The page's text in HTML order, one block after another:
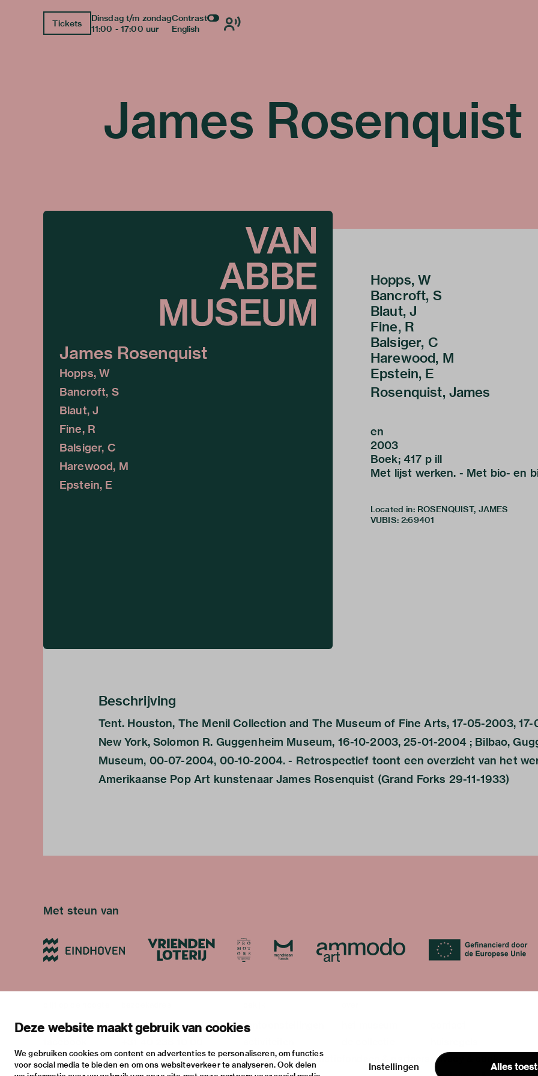
Deze website maakt gebruik van cookies
We gebruiken cookies om content en advertenties te personaliseren, om functies
voor social media te bieden en om ons websiteverkeer te analyseren. Ook delen
Alles
Instellingen
Tickets
Dinsdag t/m zondag
11:00 - 17:00 uur
Contrast
English
James Rosenquist
James Rosenquist
Hopps, W
Bancroft, S
Blaut, J
Fine, R
Balsiger, C
Harewood, M
Epstein, E
Hopps, W
Bancroft, S
Blaut, J
Fine, R
Balsiger, C
Harewood, M
Epstein, E
Rosenquist, James
en
2003
Boek; 417 p ill
Met lijst werken. - Met bio- en
Located in: ROSENQUIST, JAMES
VUBIS: 2:69401
Beschrijving
Tent. Houston, The Menil Collection and The Museum of Fine Arts, 17-05-2003,
New York, Solomon R. Guggenheim Museum, 16-10-2003, 25-01-2004 ; Bilbao,
Museum, 00-07-2004, 00-10-2004. - Retrospectief toont een overzicht van het
Amerikaanse Pop Art kunstenaar James Rosenquist (Grand Forks 29-11-1933)
Met steun van
nieuwsbrief
instagram
stratumsedijk 2 eindhoven
info@vanabbemuseum.nl
tentoonstellingen
praktische informatie
privacy & cookies